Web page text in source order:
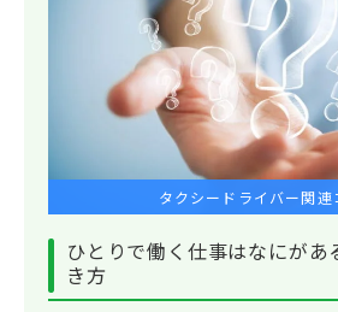
タクシードライバー関連
ひとりで働く仕事はなにがあ
き方